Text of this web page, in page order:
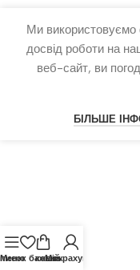
Меню бажань
кошик
Мій рахунок
Ми
досвід роботи на
веб-сайт, ви
БІЛЬШЕ